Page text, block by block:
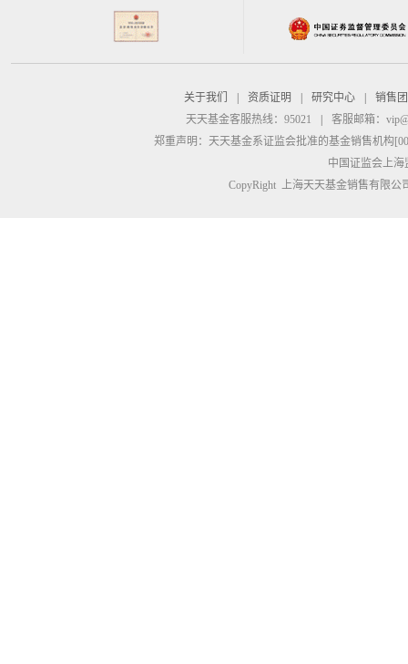
关于我们 资质证明 研究中心
销售
天天基金客服热线：95021
客服邮箱：
郑重声明： 天天基金系证监会批准的基金销售机构
中国证监会上
CopyRight 上海天天基金销售有限